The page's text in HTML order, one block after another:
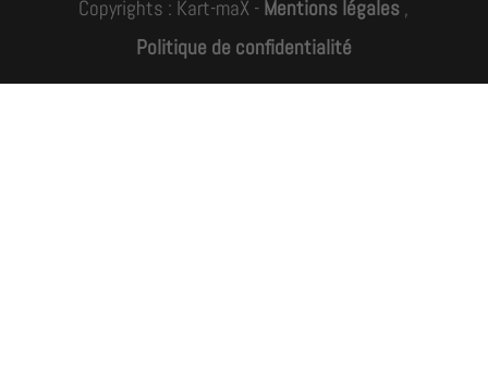
Copyrights : Kart-maX - Mentions légales ,
Politique de confidentialité